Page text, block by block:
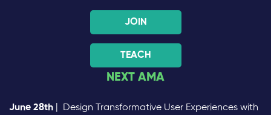
JOIN
TEACH
NEXT AMA
June 28th | Design Transformative User Experiences with